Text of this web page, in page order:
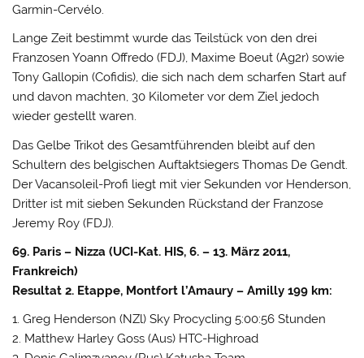
Garmin-Cervélo.
Lange Zeit bestimmt wurde das Teilstück von den drei
Franzosen Yoann Offredo (FDJ), Maxime Boeut (Ag2r) sowie
Tony Gallopin (Cofidis), die sich nach dem scharfen Start auf
und davon machten, 30 Kilometer vor dem Ziel jedoch
wieder gestellt waren.
Das Gelbe Trikot des Gesamtführenden bleibt auf den
Schultern des belgischen Auftaktsiegers Thomas De Gendt.
Der Vacansoleil-Profi liegt mit vier Sekunden vor Henderson,
Dritter ist mit sieben Sekunden Rückstand der Franzose
Jeremy Roy (FDJ).
69. Paris – Nizza (UCI-Kat. HIS, 6. – 13. März 2011,
Frankreich)
Resultat 2. Etappe, Montfort l’Amaury – Amilly 199 km:
1. Greg Henderson (NZl) Sky Procycling 5:00:56 Stunden
2. Matthew Harley Goss (Aus) HTC-Highroad